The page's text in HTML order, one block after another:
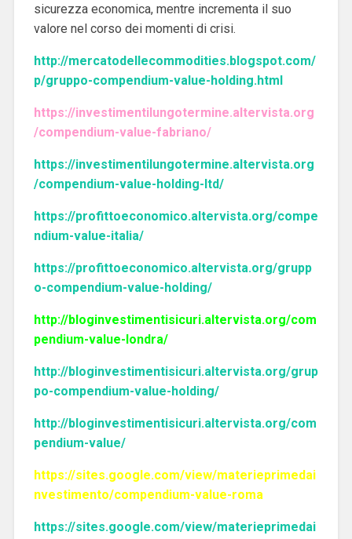
sicurezza economica, mentre incrementa il suo
valore nel corso dei momenti di crisi.
http://mercatodellecommodities.blogspot.com/
p/gruppo-compendium-value-holding.html
https://investimentilungotermine.altervista.org
/compendium-value-fabriano/
https://investimentilungotermine.altervista.org
/compendium-value-holding-ltd/
https://profittoeconomico.altervista.org/compe
ndium-value-italia/
https://profittoeconomico.altervista.org/grupp
o-compendium-value-holding/
http://bloginvestimentisicuri.altervista.org/com
pendium-value-londra/
http://bloginvestimentisicuri.altervista.org/grup
po-compendium-value-holding/
http://bloginvestimentisicuri.altervista.org/com
pendium-value/
https://sites.google.com/view/materieprimedai
nvestimento/compendium-value-roma
https://sites.google.com/view/materieprimedai